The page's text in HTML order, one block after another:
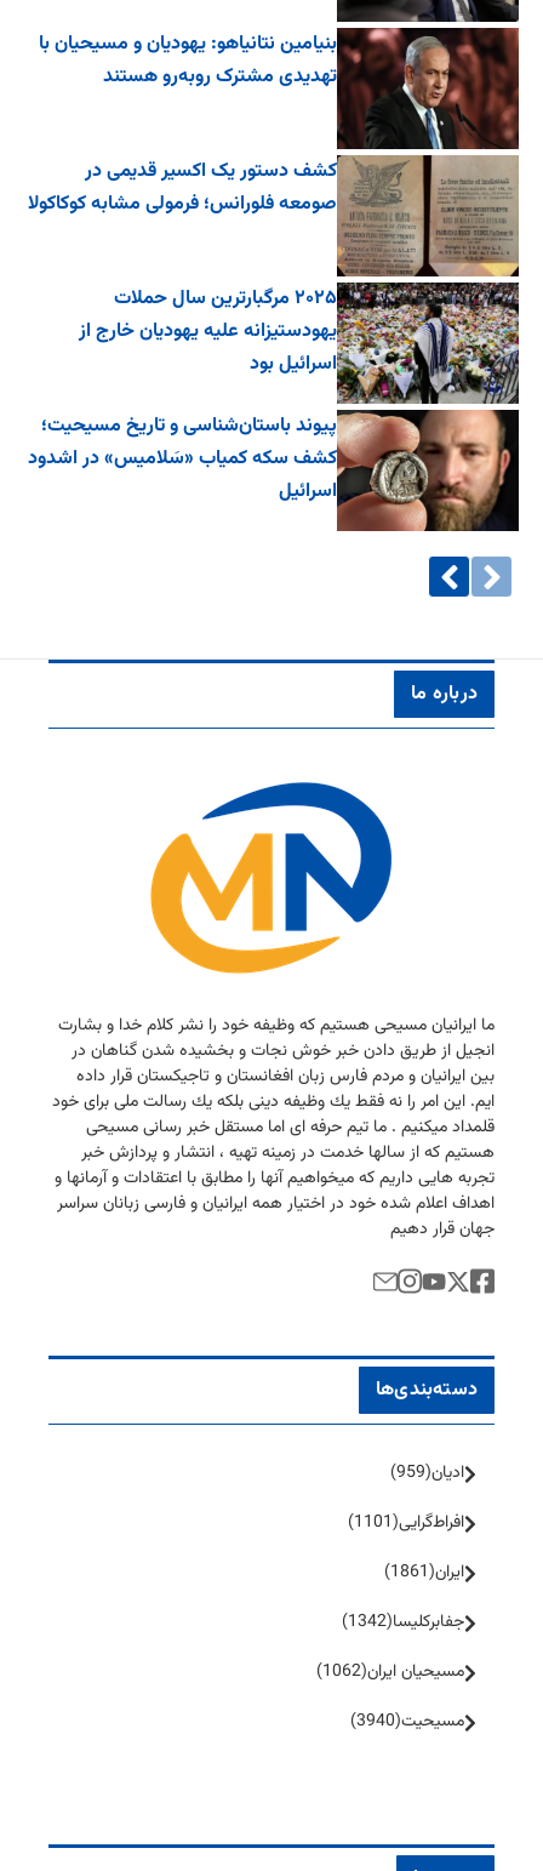
بنیامین نتانیاهو: یهودیان و مسیحیان با
تهدیدی مشترک روبه‌رو هستند
کشف دستور یک اکسیر قدیمی در
صومعه فلورانس؛ فرمولی مشابه کوکاکولا
۲۰۲۵ مرگبارترین سال حملات
یهودستیزانه علیه یهودیان خارج از
اسرائیل بود
پیوند باستان‌شناسی و تاریخ مسیحیت؛
کشف سکه کمیاب «سَلامیس» در اشدود
اسرائیل
درباره ما
ما ایرانیان مسیحی هستیم كه وظیفه خود را نشر كلام خدا و بشارت
انجیل از طریق دادن خبر خوش نجات و بخشیده شدن گناهان در
بین ایرانیان و مردم فارس زبان افغانستان و تاجیكستان قرار داده
ایم. این امر را نه فقط یك وظیفه دینی بلكه یك رسالت ملی برای خود
قلمداد میكنیم . ما تیم حرفه ای اما مستقل خبر رسانی مسیحی
هستیم كه از سالها خدمت در زمینه تهیه ، انتشار و پردازش خبر
تجربه هایی داریم كه میخواهیم آنها را مطابق با اعتقادات و آرمانها و
اهداف اعلام شده خود در اختیار همه ایرانیان و فارسی زبانان سراسر
جهان قرار دهیم
دسته‌بندی‌ها
ادیان(959)
افراط‌گرایی(1101)
ایران(1861)
جفا‌بر‌کلیسا(1342)
مسیحیان ایران(1062)
مسیحیت(3940)